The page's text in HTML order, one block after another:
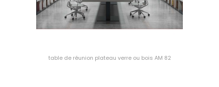
table de réunion plateau verre ou bois AM 82